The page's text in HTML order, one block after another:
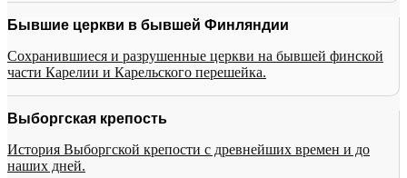
Бывшие церкви в бывшей Финляндии
Сохранившиеся и разрушенные церкви на бывшей финской
части Карелии и Карельского перешейка.
Выборгская крепость
История Выборгской крепости с древнейших времен и до
наших дней.